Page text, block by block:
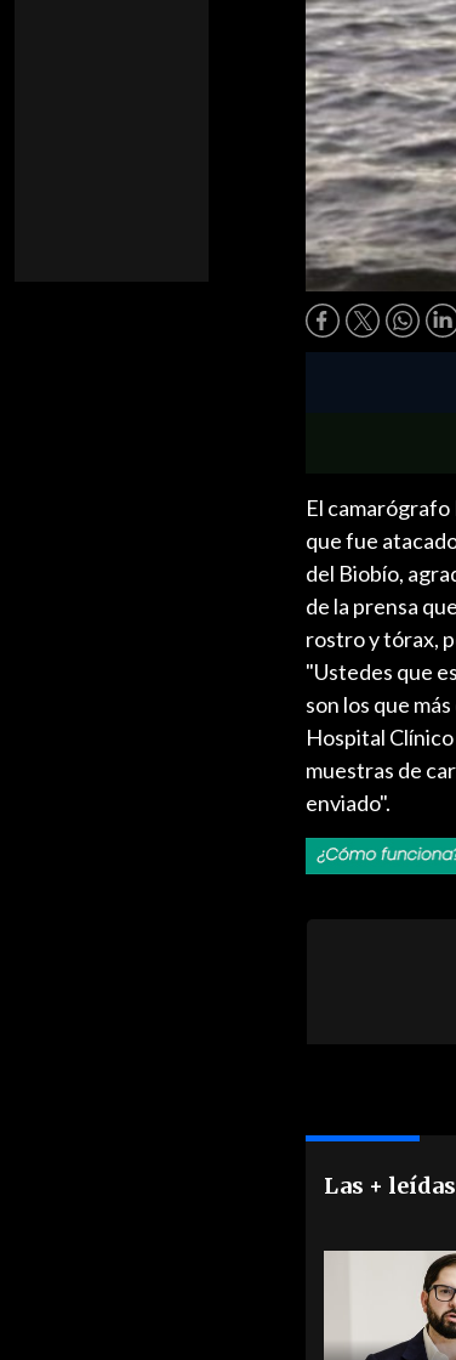
El
que fue
del Biobío,
de la prensa
rostro y tórax,
"Ustedes que
son los que
Hospital
muestras de
enviado".
Las + leídas